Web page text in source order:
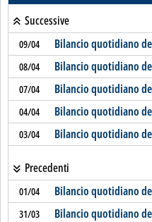
Successive
09/04 Bilancio quotidiano
08/04 Bilancio quotidiano
07/04 Bilancio quotidiano
04/04 Bilancio quotidiano
03/04 Bilancio quotidiano
Precedenti
01/04 Bilancio quotidiano
31/03 Bilancio quotidiano